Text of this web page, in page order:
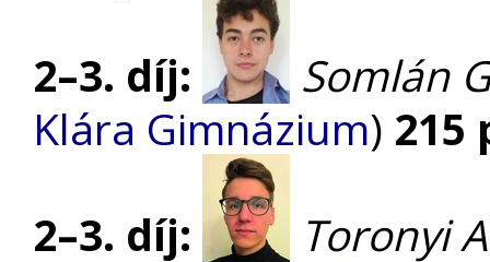
2–3. díj:
Somlán
Klára Gimnázium) 215
2–3. díj:
Toronyi